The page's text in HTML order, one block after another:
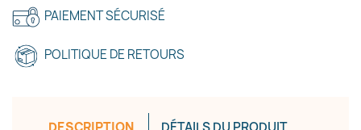
PAIEMENT SÉCURISÉ
POLITIQUE DE RETOURS